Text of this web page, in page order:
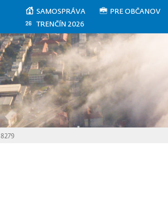
SAMOSPRÁVA PRE OBČANOV
TRENČÍN 2026
8279